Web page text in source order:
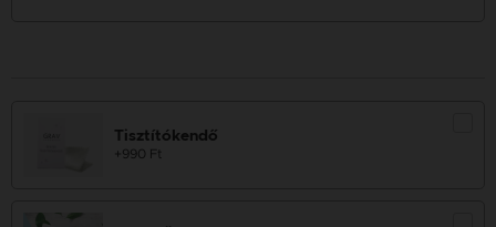
Tisztítókendő
+990 Ft